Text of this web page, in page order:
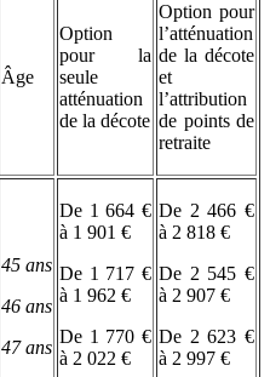
Âge
Option
pour la
seule
atténuation
de la décote
Option pour
l’atténuation
de la décote
et
l’attribution
de points de
retraite
45 ans
46 ans
47 ans
De 1 664 €
à 1 901 €
De 1 717 €
à 1 962 €
De 1 770 €
à 2 022 €
De 2 466 €
à 2 818 €
De 2 545 €
à 2 907 €
De 2 623 €
à 2 997 €